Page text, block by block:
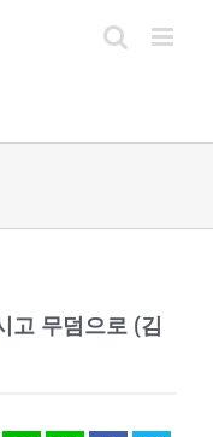
고 무덤으로 (김